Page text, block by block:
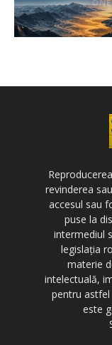
revinderea
accesul sau
puse la
intermediul
legislația
materie
intelectuală,
pentru astfel
este